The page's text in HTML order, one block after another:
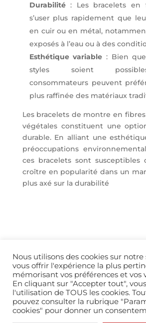
Durabilité: Les bracelets en
s’user plus rapidement que
en cuir ou en métal,
exposés à l’eau ou à des
Esthétique variable : Bien
styles soient
consommateurs peuvent
plus raffinée des matériaux
Les bracelets de montre en
végétales constituent une
durable. En alliant une
préoccupations
ces bracelets sont susceptibles
croître en popularité dans un
plus axé sur la durabilité
info@horopedia.org
Mentions légales
Nous utilisons des cookies sur
vous offrir l'expérience la plus
mémorisant vos préférences et vos
En cliquant sur "Accepter tout",
l'utilisation de TOUS les cookies.
pouvez consulter la rubrique
cookies" pour donner un